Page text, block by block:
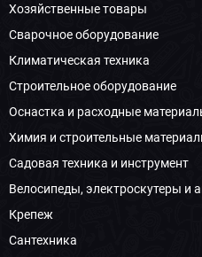
Хозяйственные товары
Сварочное оборудование
Климатическая техника
Строительное оборудование
Оснастка и расходные
Химия и строительные
Садовая техника и инструмент
Велосипеды, электроскутеры и
Крепеж
Сантехника